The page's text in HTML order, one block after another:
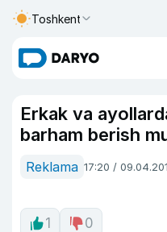
Toshkent
Erkak va
barham berish
Reklama 17:20 /
1 0